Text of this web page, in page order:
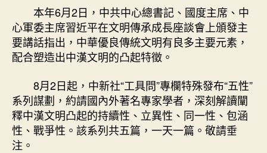
“統
一
性”
對
設
中
華
平
易
本年6月2日，中共中心總書記、國度主席、中
心軍委主席習近平在文明傳承成長座談會上頒發主
要講話指出，中華優良傳統文明有良多主要元素，
配合塑造出中漢文明的凸起特徵。
8月2日起，中新社“工具問”專欄特殊發布“五性”
系列謀劃，約請國內外著名專家學者，深刻解讀闡
釋中漢文明凸起的持續性、立異性、同一性、包涵
性、戰爭性。該系列共五篇，一天一篇。敬請垂
注。